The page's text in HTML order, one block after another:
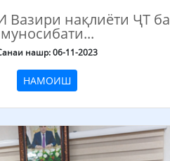
нақлиёти ҶТ ба
муносибати...
нашр: 06-11-2023
НАМОИШ